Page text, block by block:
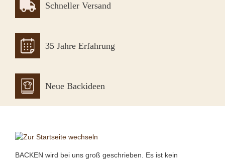
Schneller Versand
35 Jahre Erfahrung
Neue Backideen
BACKEN wird bei uns groß geschrieben. Es ist kein